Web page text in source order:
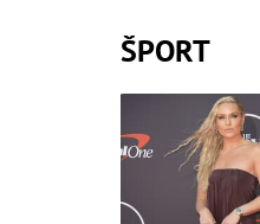
ŠPORT